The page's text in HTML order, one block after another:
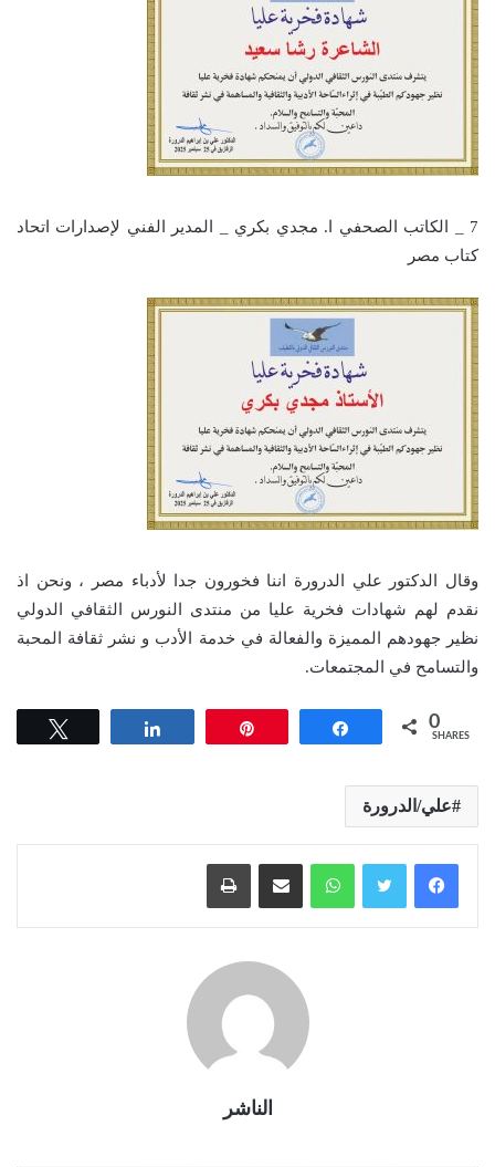
7 _ الكاتب الصحفي ا. مجدي بكري _ المدير الفني لإصدارات اتحاد
كتاب مصر
وقال الدكتور علي الدرورة اننا فخورون جدا لأدباء مصر ، ونحن اذ
نقدم لهم شهادات فخرية عليا من منتدى النورس الثقافي الدولي
نظير جهودهم المميزة والفعالة في خدمة الأدب و نشر ثقافة المحبة
والتسامح في المجتمعات.
Share 0
SHARES
علي/الدرورة
واتساب مشاركة عبر البريد طباعة
الناشر